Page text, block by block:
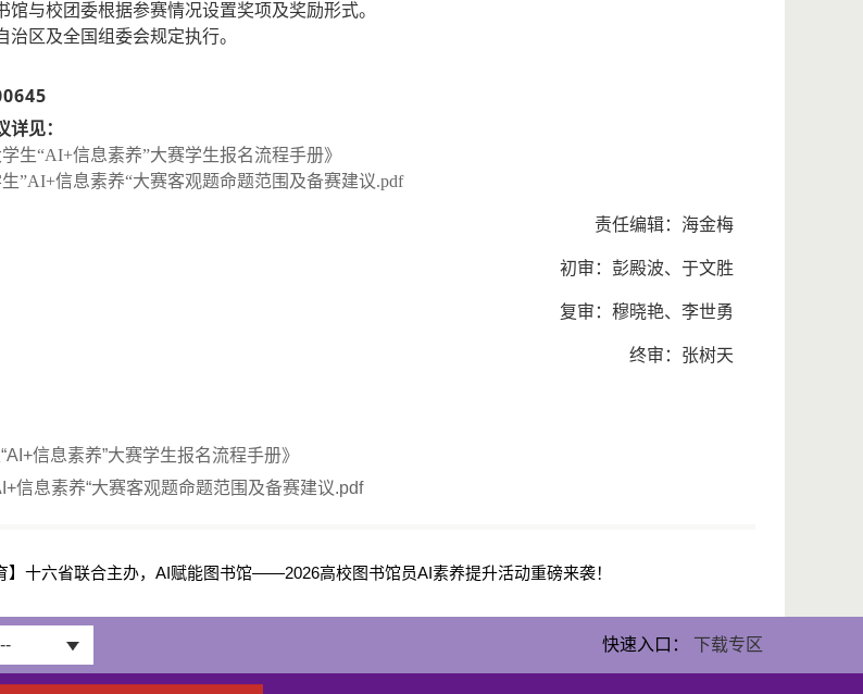
馆与校团委根据参赛情况设置奖项及奖励形式。
治区及全国组委会规定执行。
详见：
学生“AI+信息素养”大赛学生报名流程手册》
生”AI+信息素养“大赛客观题命题范围及备赛建议.pdf
责任编辑：海金梅
初审：彭殿波、于文胜
复审：穆晓艳、李世勇
终审：张树天
信息素养”大赛学生报名流程手册》
信息素养“大赛客观题命题范围及备赛建议.pdf
】十六省联合主办，AI赋能图书馆——2026高校图书馆员AI素养提升活动重磅来袭！
快速入口： 下载专区